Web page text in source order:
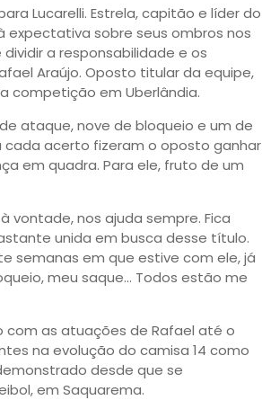
Lucarelli. Estrela, capitão e líder do
expectativa sobre seus ombros nos
a responsabilidade e os
Araújo. Oposto titular da equipe,
competição em Uberlândia.
ataque, nove de bloqueio e um de
cada acerto fizeram o oposto ganhar
em quadra. Para ele, fruto de um
vontade, nos ajuda sempre. Fica
unida em busca desse título.
semanas em que estive com ele, já
meu saque... Todos estão me
as atuações de Rafael até o
na evolução do camisa 14 como
desde que se
em Saquarema.